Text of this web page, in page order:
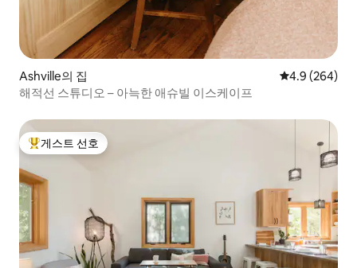
Ashville의 집 평점 4.9점(5
4.9 (264)
해적선 스튜디오 – 아늑한 애슈빌 이스케이프
상위 게스트 선호
게스트 선호